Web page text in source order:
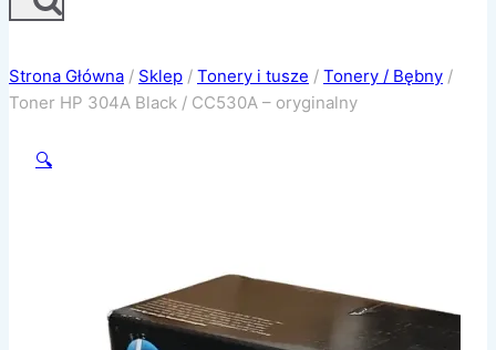
Strona Główna / Sklep / Tonery i tusze / Tonery / Bębny /
Toner HP 304A Black / CC530A – oryginalny
🔍